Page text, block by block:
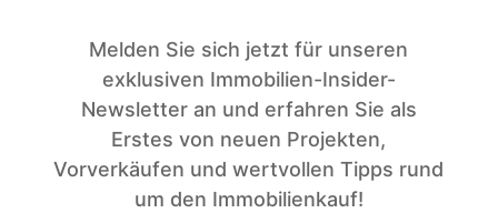
Melden Sie sich jetzt für unseren
exklusiven Immobilien-Insider-
Newsletter an und erfahren Sie als
Erstes von neuen Projekten,
Vorverkäufen und wertvollen Tipps rund
um den Immobilienkauf!